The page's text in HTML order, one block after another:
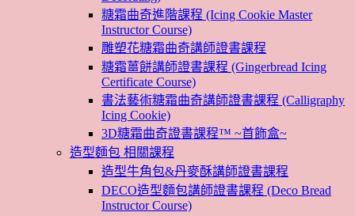
糖霜曲奇進階課程 (Icing Cookie Master
Instructor Course)
雕塑花糖霜曲奇講師證書課程
糖霜薑餅講師證書課程 (Gingerbread Icing
Certificate Course)
書法藝術糖霜曲奇講師證書課程 (Calligraphy
Icing Cookie)
3D糖霜曲奇證書課程™ ~首飾盒~
造型麵包 相關課程
造型牛角包&丹麥酥講師證書課程
DECO造型麵包講師證書課程 (Deco Bread
Instructor Course)